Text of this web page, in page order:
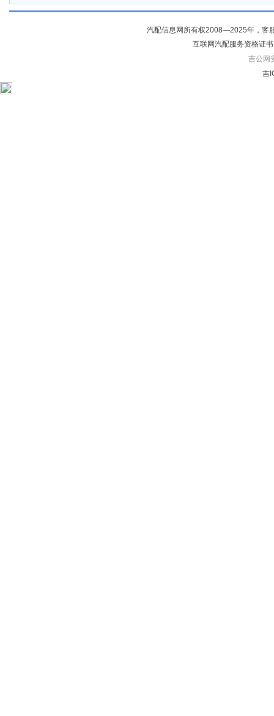
汽配信息网所有权2008—2025年，客
互联网汽配服务资格证
吉公网
吉